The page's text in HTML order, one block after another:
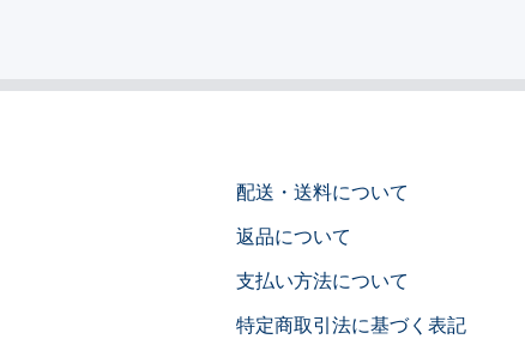
配送・送料について
返品について
支払い方法について
特定商取引法に基づく表記